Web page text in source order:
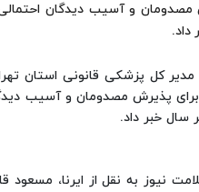
مصدومان و آسیب دیدگان
داد.
مدیر کل پزشکی قانونی استان
برای پذیرش مصدومان و آسیب
سال خبر داد.
نیوز به نقل از ایرنا، مسعود